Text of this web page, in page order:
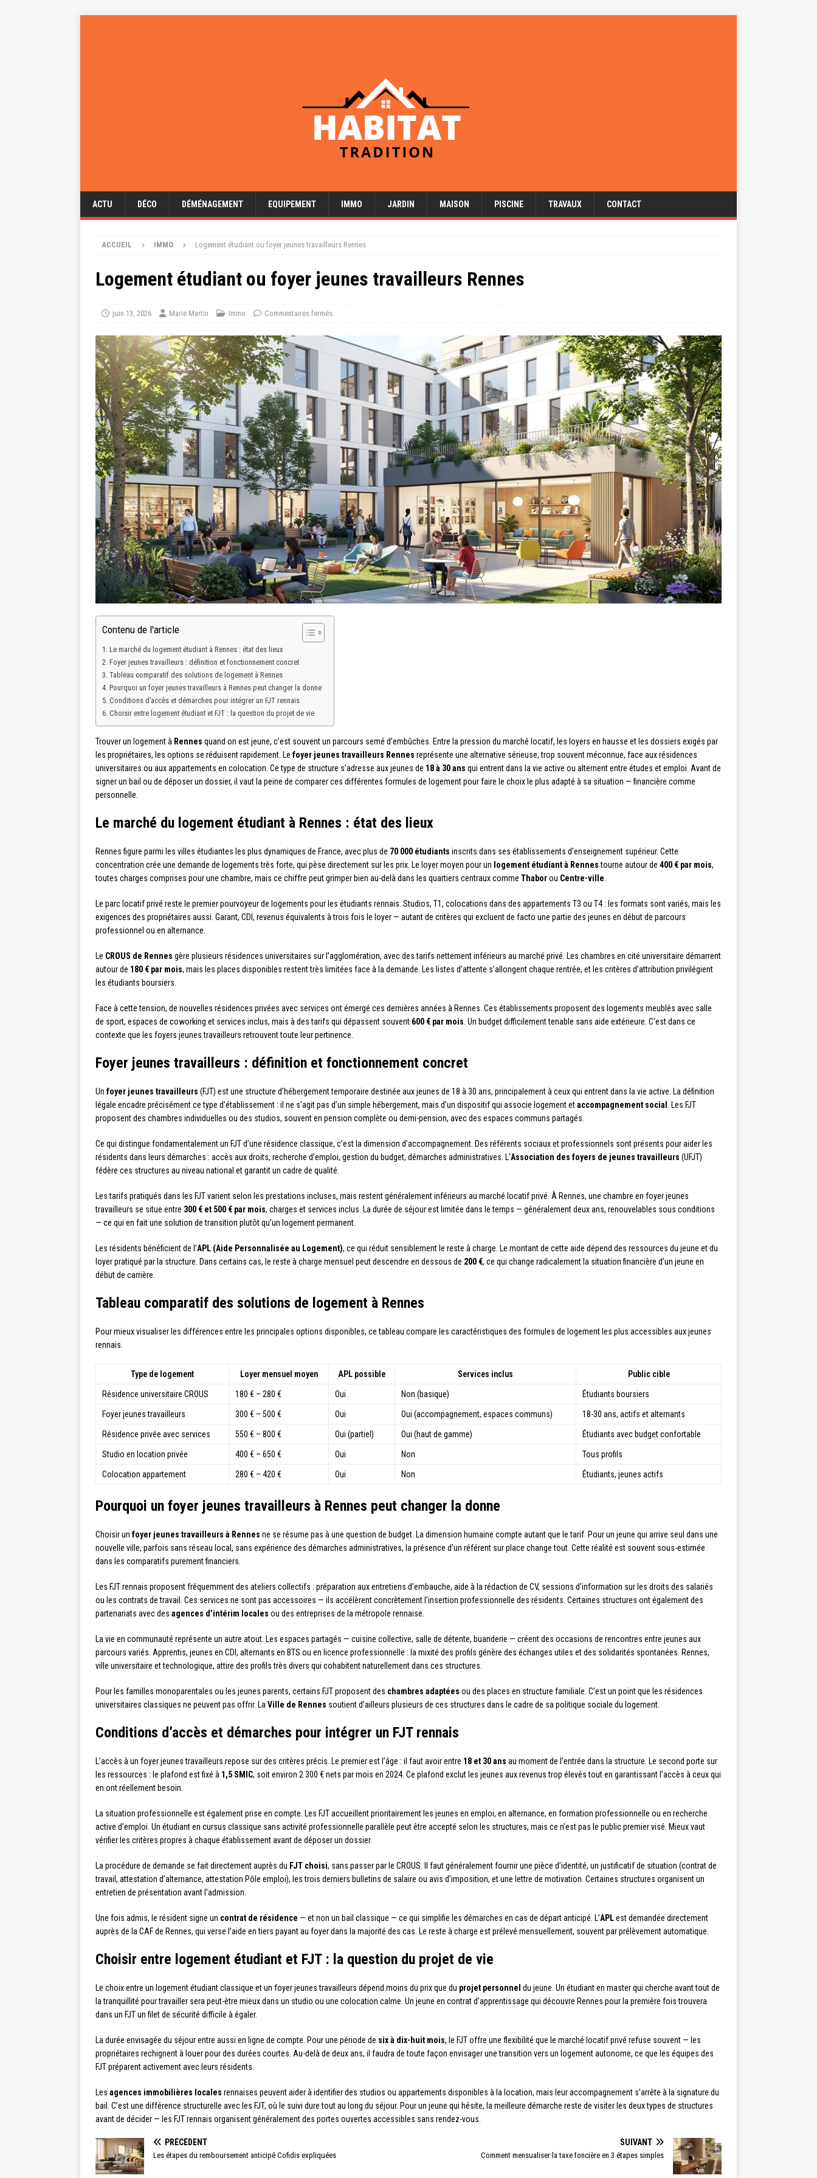
ACTU DÉCO DÉMÉNAGEMENT EQUIPEMENT IMMO JARDIN MAISON PISCINE TRAVAUX CONTACT
ACCUEIL IMMO Logement étudiant ou foyer jeunes travailleurs Rennes
Logement étudiant ou foyer jeunes travailleurs Rennes
juin 13, 2026 Marie Martin Immo Commentaires fermés
Contenu de l'article
Le marché du logement étudiant à Rennes : état des lieux
Foyer jeunes travailleurs : définition et fonctionnement concret
Tableau comparatif des solutions de logement à Rennes
Pourquoi un foyer jeunes travailleurs à Rennes peut changer la donne
Conditions d’accès et démarches pour intégrer un FJT rennais
Choisir entre logement étudiant et FJT : la question du projet de vie
Trouver un logement à Rennes quand on est jeune, c’est souvent un parcours semé d’embûches. Entre la pression du marché locatif, les loyers en hausse et les dossiers exigés par
les propriétaires, les options se réduisent rapidement. Le foyer jeunes travailleurs Rennes représente une alternative sérieuse, trop souvent méconnue, face aux résidences
universitaires ou aux appartements en colocation. Ce type de structure s’adresse aux jeunes de 18 à 30 ans qui entrent dans la vie active ou alternent entre études et emploi. Avant de
signer un bail ou de déposer un dossier, il vaut la peine de comparer ces différentes formules de logement pour faire le choix le plus adapté à sa situation — financière comme
personnelle.
Le marché du logement étudiant à Rennes : état des lieux
Rennes figure parmi les villes étudiantes les plus dynamiques de France, avec plus de 70 000 étudiants inscrits dans ses établissements d’enseignement supérieur. Cette
concentration crée une demande de logements très forte, qui pèse directement sur les prix. Le loyer moyen pour un logement étudiant à Rennestourne autour de 400 € par mois,
toutes charges comprises pour une chambre, mais ce chiffre peut grimper bien au-delà dans les quartiers centraux comme Thaborou Centre-ville
Le parc locatif privé reste le premier pourvoyeur de logements pour les étudiants rennais. Studios, T1, colocations dans des appartements T3 ou T4 : les formats sont variés, mais les
exigences des propriétaires aussi. Garant, CDI, revenus équivalents à trois fois le loyer — autant de critères qui excluent de facto une partie des jeunes en début de parcours
professionnel ou en alternance.
Le CROUS de Rennes gère plusieurs résidences universitaires sur l’agglomération, avec des tarifs nettement inférieurs au marché privé. Les chambres en cité universitaire démarrent
autour de 180 € par mois, mais les places disponibles restent très limitées face à la demande. Les listes d’attente s’allongent chaque rentrée, et les critères d’attribution privilégient
les étudiants boursiers.
Face à cette tension, de nouvelles résidences privées avec services ont émergé ces dernières années à Rennes. Ces établissements proposent des logements meublés avec salle
de sport, espaces de coworking et services inclus, mais à des tarifs qui dépassent souvent 600 € par mois . Un budget difficilement tenable sans aide extérieure. C’est dans ce
contexte que les foyers jeunes travailleurs retrouvent toute leur pertinence.
Foyer jeunes travailleurs : définition et fonctionnement concret
Un foyer jeunes travailleurs (FJT) est une structure d’hébergement temporaire destinée aux jeunes de 18 à 30 ans, principalement à ceux qui entrent dans la vie active. La définition
légale encadre précisément ce type d’établissement : il ne s’agit pas d’un simple hébergement, mais d’un dispositif qui associe logement etaccompagnement social . Les FJT
proposent des chambres individuelles ou des studios, souvent en pension complète ou demi-pension, avec des espaces communs partagés.
Ce qui distingue fondamentalement un FJT d’une résidence classique, c’est la dimension d’accompagnement. Des référents sociaux et professionnels sont présents pour aider les
résidents dans leurs démarches : accès aux droits, recherche d’emploi, gestion du budget, démarches administratives. L’Association des foyers de jeunes travailleurs (UFJT)
fédère ces structures au niveau national et garantit un cadre de qualité.
Les tarifs pratiqués dans les FJT varient selon les prestations incluses, mais restent généralement inférieurs au marché locatif privé. À Rennes, une chambre en foyer jeunes
travailleurs se situe entre 300 € et 500 € par mois, charges et services inclus. La durée de séjour est limitée dans le temps — généralement deux ans, renouvelables sous conditions
— ce qui en fait une solution de transition plutôt qu’un logement permanent.
Les résidents bénéficient de l’APL (Aide Personnalisée au Logement), ce qui réduit sensiblement le reste à charge. Le montant de cette aide dépend des ressources du jeune et du
loyer pratiqué par la structure. Dans certains cas, le reste à charge mensuel peut descendre en dessous de 200 €, ce qui change radicalement la situation financière d’un jeune en
début de carrière.
Tableau comparatif des solutions de logement à Rennes
Pour mieux visualiser les différences entre les principales options disponibles, ce tableau compare les caractéristiques des formules de logement les plus accessibles aux jeunes
rennais.
Type de logement Loyer mensuel moyen APL possible Services inclus Public cible
Résidence universitaire CROUS 180 € – 280 € Oui Non (basique) Étudiants boursiers
Foyer jeunes travailleurs 300 € – 500 € Oui Oui (accompagnement, espaces communs) 18-30 ans, actifs et alternants
Résidence privée avec services 550 € – 800 € Oui (partiel) Oui (haut de gamme) Étudiants avec budget confortable
Studio en location privée 400 € – 650 € Oui Non Tous profils
Colocation appartement 280 € – 420 € Oui Non Étudiants, jeunes actifs
Pourquoi un foyer jeunes travailleurs à Rennes peut changer la donne
Choisir un foyer jeunes travailleurs à Rennes ne se résume pas à une question de budget. La dimension humaine compte autant que le tarif. Pour un jeune qui arrive seul dans une
nouvelle ville, parfois sans réseau local, sans expérience des démarches administratives, la présence d’un référent sur place change tout. Cette réalité est souvent sous-estimée
dans les comparatifs purement financiers.
Les FJT rennais proposent fréquemment des ateliers collectifs : préparation aux entretiens d’embauche, aide à la rédaction de CV, sessions d’information sur les droits des salariés
ou les contrats de travail. Ces services ne sont pas accessoires — ils accélèrent concrètement l’insertion professionnelle des résidents. Certaines structures ont également des
partenariats avec des agences d’intérim locales ou des entreprises de la métropole rennaise.
La vie en communauté représente un autre atout. Les espaces partagés — cuisine collective, salle de détente, buanderie — créent des occasions de rencontres entre jeunes aux
parcours variés. Apprentis, jeunes en CDI, alternants en BTS ou en licence professionnelle : la mixité des profils génère des échanges utiles et des solidarités spontanées. Rennes,
ville universitaire et technologique, attire des profils très divers qui cohabitent naturellement dans ces structures.
Pour les familles monoparentales ou les jeunes parents, certains FJT proposent des chambres adaptées ou des places en structure familiale. C’est un point que les résidences
universitaires classiques ne peuvent pas offrir. La Ville de Rennes soutient d’ailleurs plusieurs de ces structures dans le cadre de sa politique sociale du logement.
Conditions d’accès et démarches pour intégrer un FJT rennais
L’accès à un foyer jeunes travailleurs repose sur des critères précis. Le premier est l’âge : il faut avoir entre 18 et 30 ans au moment de l’entrée dans la structure. Le second porte sur
les ressources : le plafond est fixé à 1,5 SMIC, soit environ 2 300 € nets par mois en 2024. Ce plafond exclut les jeunes aux revenus trop élevés tout en garantissant l’accès à ceux qui
en ont réellement besoin.
La situation professionnelle est également prise en compte. Les FJT accueillent prioritairement les jeunes en emploi, en alternance, en formation professionnelle ou en recherche
active d’emploi. Un étudiant en cursus classique sans activité professionnelle parallèle peut être accepté selon les structures, mais ce n’est pas le public premier visé. Mieux vaut
vérifier les critères propres à chaque établissement avant de déposer un dossier.
La procédure de demande se fait directement auprès du FJT choisi, sans passer par le CROUS. Il faut généralement fournir une pièce d’identité, un justificatif de situation (contrat de
travail, attestation d’alternance, attestation Pôle emploi), les trois derniers bulletins de salaire ou avis d’imposition, et une lettre de motivation. Certaines structures organisent un
entretien de présentation avant l’admission.
Une fois admis, le résident signe un contrat de résidence — et non un bail classique — ce qui simplifie les démarches en cas de départ anticipé. L’APLest demandée directement
auprès de la CAF de Rennes, qui verse l’aide en tiers payant au foyer dans la majorité des cas. Le reste à charge est prélevé mensuellement, souvent par prélèvement automatique.
Choisir entre logement étudiant et FJT : la question du projet de vie
Le choix entre un logement étudiant classique et un foyer jeunes travailleurs dépend moins du prix que du projet personnel du jeune. Un étudiant en master qui cherche avant tout de
la tranquillité pour travailler sera peut-être mieux dans un studio ou une colocation calme. Un jeune en contrat d’apprentissage qui découvre Rennes pour la première fois trouvera
dans un FJT un filet de sécurité difficile à égaler.
La durée envisagée du séjour entre aussi en ligne de compte. Pour une période de six à dix-huit mois, le FJT offre une flexibilité que le marché locatif privé refuse souvent — les
propriétaires rechignent à louer pour des durées courtes. Au-delà de deux ans, il faudra de toute façon envisager une transition vers un logement autonome, ce que les équipes des
FJT préparent activement avec leurs résidents.
Les agences immobilières locales rennaises peuvent aider à identifier des studios ou appartements disponibles à la location, mais leur accompagnement s’arrête à la signature du
bail. C’est une différence structurelle avec les FJT, où le suivi dure tout au long du séjour. Pour un jeune qui hésite, la meilleure démarche reste de visiter les deux types de structures
avant de décider — les FJT rennais organisent généralement des portes ouvertes accessibles sans rendez-vous.
PRÉCÉDENT
Les étapes du remboursement anticipé Cofidis expliquées
SUIVANT
Comment mensualiser la taxe foncière en 3 étapes simples